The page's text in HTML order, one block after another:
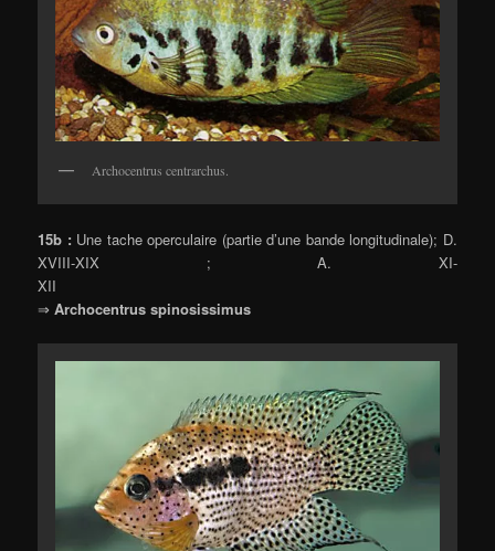
Archocentrus centrarchus.
15b : Une tache operculaire (partie d’une bande longitudinale); D.
XVIII-XIX ; A. XI-
XII
⇒ Archocentrus spinosissimus